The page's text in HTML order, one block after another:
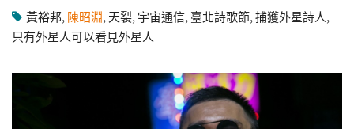
黃裕邦,陳昭淵,天裂,宇宙通信,臺北詩歌節,捕獲外星詩人,
只有外星人可以看見外星人